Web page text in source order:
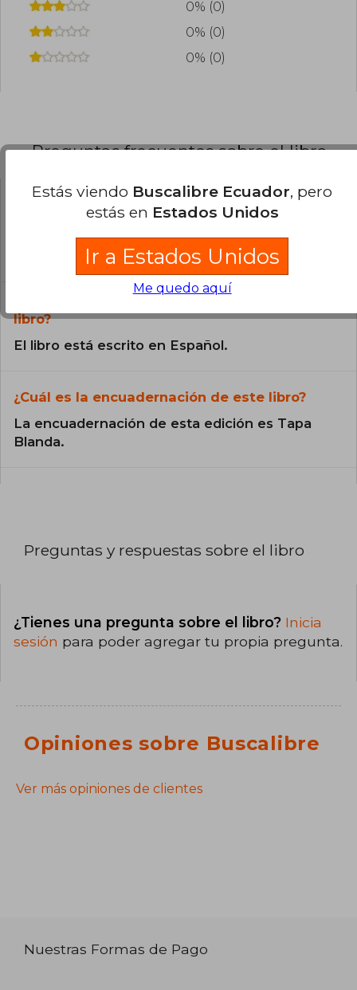
0% (0)
0% (0)
0% (0)
Preguntas frecuentes sobre el libro
¿El libro es original?
Todos los libros de nuestro
catálogo son Originales.
¿En qué Idioma está escrito el
libro?
El libro está escrito en Español.
¿Cuál es la encuadernación de este libro?
La encuadernación de esta edición es Tapa
Blanda.
Preguntas y respuestas sobre el libro
¿Tienes una pregunta sobre el libro? Inicia
sesión para poder agregar tu propia pregunta.
Opiniones sobre Buscalibre
Ver más opiniones de clientes
Nuestras Formas de Pago
Estás viendo Buscalibre Ecuador, pero
estás en Estados Unidos
Ir a Estados Unidos
Me quedo aquí